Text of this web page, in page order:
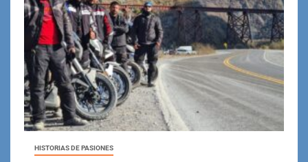
HISTORIAS DE PASIONES